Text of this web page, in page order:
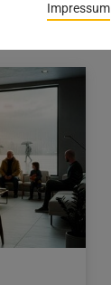
Impressum